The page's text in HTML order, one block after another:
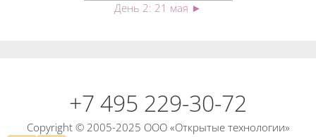
День 2: 21 мая ►
+7 495 229-30-72
Copyright © 2005-2025 ООО «Открытые технологии»